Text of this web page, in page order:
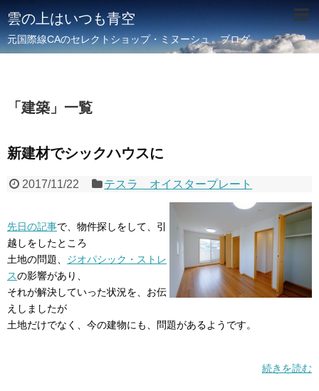
雲の上はいつも青空
元国際線CAのセレクトショップ・ミヌーシュ ブログ
「 建築 」 一覧
新建材でシックハウスに
2017/11/22 テスラ オイスタープレート
先日の記事で、物件探しをして、引
越しをしたところ
土地の問題、 ジオパシック・ストレ
スの影響があり、
それが解決していった状況を、お伝
えしましたが
土地だけでなく、今の建物にも、問題があるようです。
続きを読む